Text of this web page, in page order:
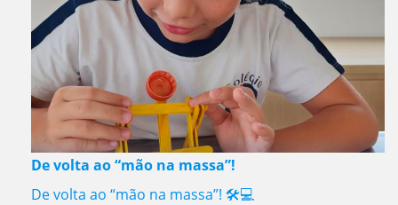
De volta ao “mão na massa”!
De volta ao “mão na massa”! 🛠️💻